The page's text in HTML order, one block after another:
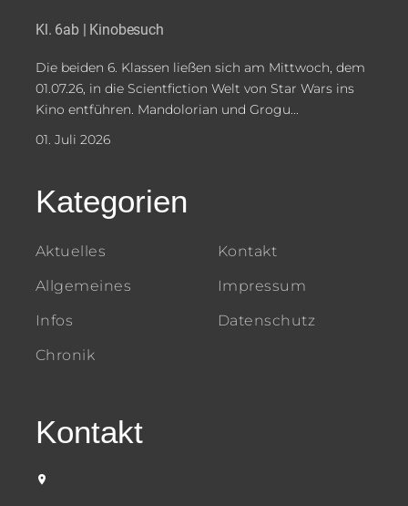
Kl. 6ab | Kinobesuch
Die beiden 6. Klassen ließen sich am Mittwoch, dem
01.07.26, in die Scientfiction Welt von Star Wars ins
Kino entführen. Mandolorian und Grogu...
01. Juli 2026
Kategorien
Aktuelles
Allgemeines
Infos
Chronik
Kontakt
Impressum
Datenschutz
Kontakt